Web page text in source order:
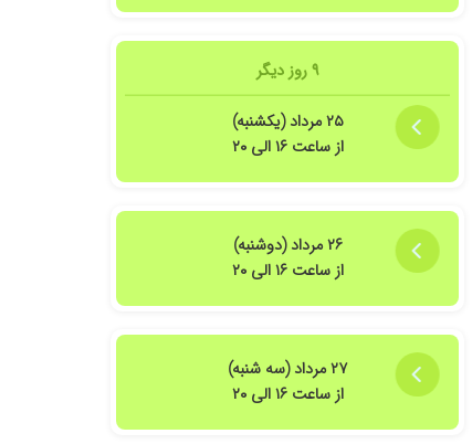
۹ روز دیگر
۲۵ مرداد (یکشنبه)
از ساعت ۱۶ الی ۲۰
۲۶ مرداد (دوشنبه)
از ساعت ۱۶ الی ۲۰
۲۷ مرداد (سه شنبه)
از ساعت ۱۶ الی ۲۰